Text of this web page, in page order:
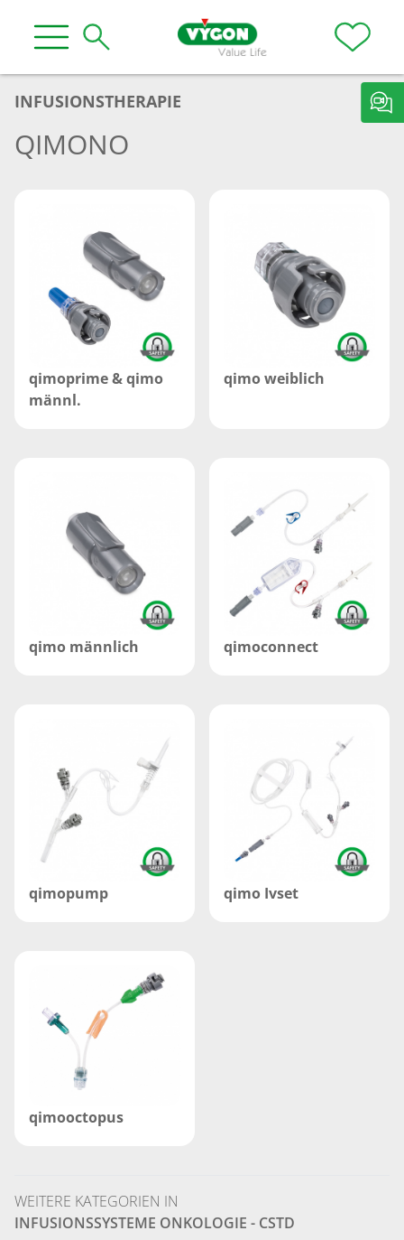
INFUSIONSTHERAPIE
QIMONO
qimoprime & qimo
männl.
qimo weiblich
qimo männlich qimoconnect
qimopump qimo Ivset
qimooctopus
WEITERE KATEGORIEN IN
INFUSIONSSYSTEME ONKOLOGIE - CSTD